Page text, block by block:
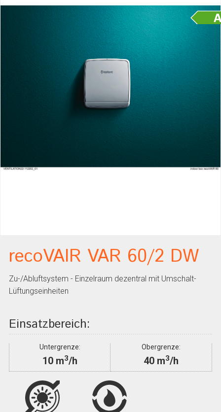
recoVAIR VAR 60/2 DW
Zu-/Abluftsystem - Einzelraum dezentral mit Umschalt-
Lüftungseinheiten
Einsatzbereich:
Untergrenze:
10 m3/h
Obergrenze:
40 m3/h